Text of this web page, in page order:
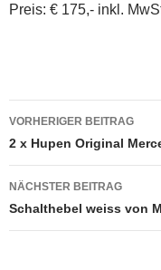
Preis: € 175,- inkl.
VORHERIGER BEITRAG
2 x Hupen Original
NÄCHSTER BEITRAG
Schalthebel weiss von